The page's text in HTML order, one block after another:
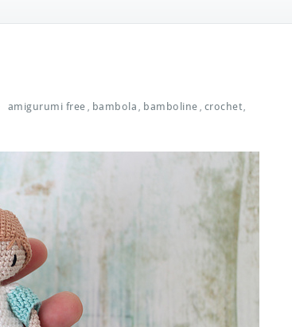
amigurumi free bambola bamboline crochet